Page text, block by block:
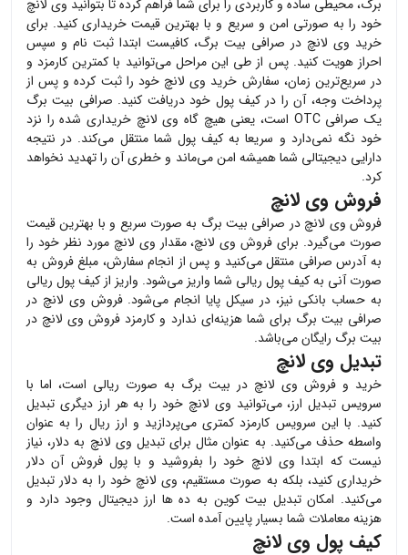
برگ، محیطی ساده و کاربردی را برای شما فراهم کرده تا بتوانید وی لانچ
خود را به صورتی امن و سریع و با بهترین قیمت خریداری کنید. برای
خرید وی لانچ در صرافی بیت برگ، کافیست ابتدا ثبت نام و سپس
احراز هویت کنید. پس از طی این مراحل می‌توانید با کمترین کارمزد و
در سریع‌ترین زمان، سفارش خرید وی لانچ خود را ثبت کرده و پس از
پرداخت وجه، آن را در کیف پول خود دریافت کنید. صرافی بیت برگ
یک صرافی OTC است، یعنی هیچ گاه
وی لانچ خریداری شده را نزد
خود نگه نمی‌دارد و سریعا به کیف پول شما منتقل می‌کند. در نتیجه
دارایی دیجیتالی شما همیشه امن می‌ماند و خطری آن را تهدید نخواهد
کرد.
فروش وی لانچ
فروش وی لانچ در صرافی بیت برگ به صورت سریع و با بهترین قیمت
صورت می‌گیرد. برای فروش وی لانچ، مقدار وی لانچ مورد نظر خود را
به آدرس صرافی منتقل می‌کنید و پس از انجام سفارش، مبلغ فروش به
صورت آنی به کیف پول ریالی شما واریز می‌شود. واریز از کیف پول ریالی
به حساب بانکی نیز، در سیکل پایا انجام می‌شود. فروش وی لانچ در
صرافی بیت برگ برای شما هزینه‌ای ندارد و کارمزد فروش وی لانچ در
بیت برگ رایگان می‌باشد.
تبدیل وی لانچ
خرید و فروش وی لانچ در بیت برگ به صورت ریالی است، اما با
سرویس تبدیل ارز، می‌توانید وی لانچ خود را به هر ارز دیگری تبدیل
کنید. با این سرویس کارمزد کمتری می‌پردازید و ارز ریال را به عنوان
واسطه حذف می‌کنید. به عنوان مثال برای تبدیل وی لانچ به دلار، نیاز
نیست که ابتدا وی لانچ خود را بفروشید و با پول فروش آن دلار
خریداری کنید، بلکه به صورت مستقیم، وی لانچ خود را به دلار تبدیل
می‌کنید. امکان تبدیل بیت کوین به ده ها ارز دیجیتال وجود دارد و
هزینه معاملات شما بسیار پایین آمده است.
کیف پول وی لانچ